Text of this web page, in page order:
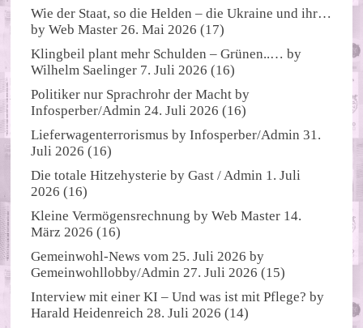
Wie der Staat, so die Helden – die Ukraine und ihr…
byWeb Master 26. Mai 2026 (17)
Klingbeil plant mehr Schulden – Grünen..… by
Wilhelm Saelinger 7. Juli 2026 (16)
Politiker nur Sprachrohr der Macht by
Infosperber/Admin 24. Juli 2026 (16)
Lieferwagenterrorismus byInfosperber/Admin 31.
Juli 2026 (16)
Die totale Hitzehysterie byGast / Admin 1. Juli
2026 (16)
Kleine Vermögensrechnung byWeb Master 14.
März 2026 (16)
Gemeinwohl-News vom 25. Juli 2026 by
Gemeinwohllobby/Admin 27. Juli 2026 (15)
Interview mit einer KI – Und was ist mit Pflege? by
Harald Heidenreich 28. Juli 2026 (14)